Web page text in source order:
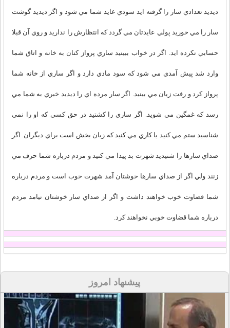
ديديد تعدادي سار را گرفته ايد سودي عايد شما مي شود و اگر ديديد گوشت
سار را مي خوريد پولي عايدتان مي گردد که انتظارش را نداريد و روي آن قبلا
حسابي نکرده ايد. اگر در خواب ببينيد ساري پرواز کنان به خانه و اتاق شما
وارد شد پيش آمدي مي شود که سود مادي دارد و اگر ساري از خانه شما
پرواز کرد و رفت زيان مي بينيد. اگر سار مرده اي را ديديد خبري به شما مي
رسد که غمگين مي شويد. اگر ساري را کشتيد در حق کسي که او را نمي
شناسيد ستم مي کنيد يا کاري مي کنيد که زيان بخش است براي ديگران. اگر
صداي سارها را شنيديد شهرت بد پيدا مي کنيد و مردم درباره شما حرف مي
زنند ولي اگر از صداي سارها خوشتان آمد شهرت خوب است و مردم درباره
شما قضاوت خوب خواهند داشت و اگر از صداي سار خوشتان نيامد مردم
درباره شما قضاوت خوبي نخواهند کرد.
پیشنهاد امروز